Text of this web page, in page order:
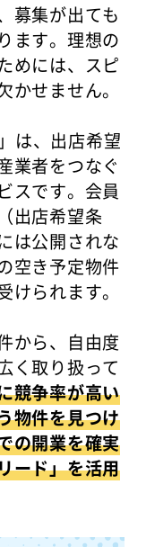
募集が出ても
ます。理想の
めには、スピ
せません。
は、出店希望
業者をつなぐ
スです。会員
出店希望条
は公開されな
空き予定物件
られます。
から、自由度
く取り扱って
競争率が高い
物件を見つけ
の開業を確実
ード」を活用